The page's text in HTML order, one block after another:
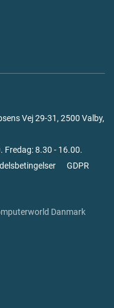
Vej 29-31, 2500 Valby,
Fredag: 8.30 - 16.00.
GDPR